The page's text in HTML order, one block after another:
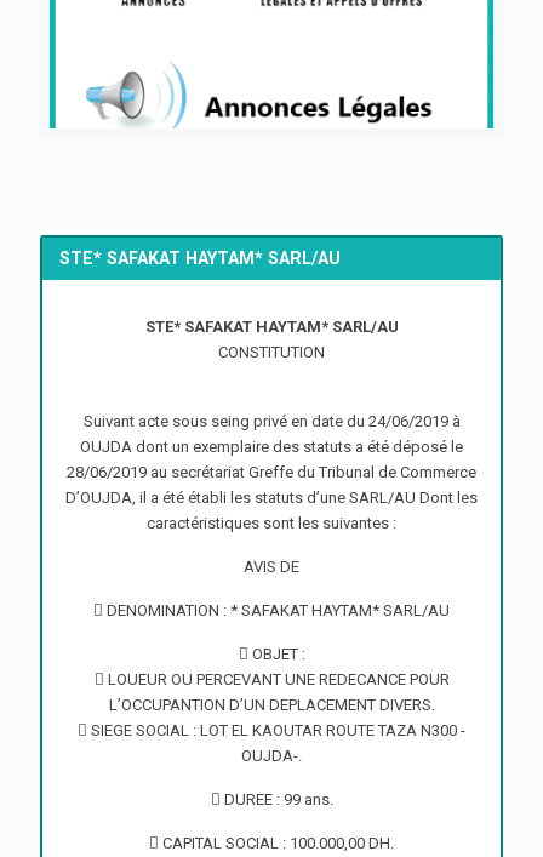
STE* SAFAKAT HAYTAM* SARL/AU
STE* SAFAKAT HAYTAM* SARL/AU
CONSTITUTION
Suivant acte sous seing privé en date du 24/06/2019 à
OUJDA dont un exemplaire des statuts a été déposé le
28/06/2019 au secrétariat Greffe du Tribunal de Commerce
D’OUJDA, il a été établi les statuts d’une SARL/AU Dont les
caractéristiques sont les suivantes :
AVIS DE
 DENOMINATION : * SAFAKAT HAYTAM* SARL/AU
 OBJET :
 LOUEUR OU PERCEVANT UNE REDECANCE POUR
L’OCCUPANTION D’UN DEPLACEMENT DIVERS.
 SIEGE SOCIAL : LOT EL KAOUTAR ROUTE TAZA N300 -
OUJDA-.
 DUREE : 99 ans.
 CAPITAL SOCIAL : 100.000,00 DH.